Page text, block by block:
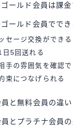
ールド会員は課
ールド会員ででき
セージ交換ができる
日5回送れる
手の雰囲気を確認で
束につなげられる
と無料会員の違い
とプラチナ会員